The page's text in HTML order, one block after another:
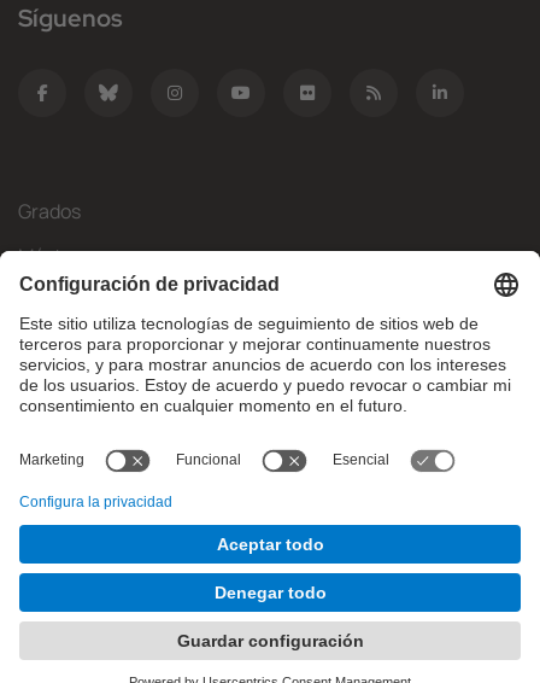
Síguenos
Grados
Másteres
Movilidad Internacional
Investigación
Empresa
¿Qué necesitas?
© Facultat d'Informàtica de Barcelona - Universitat Politècnica
de Catalunya - BarcelonaTech